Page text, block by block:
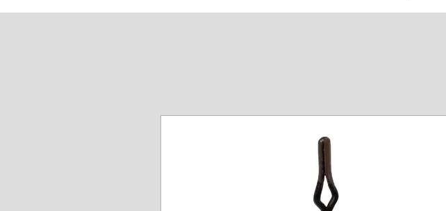
www.angel-area.com